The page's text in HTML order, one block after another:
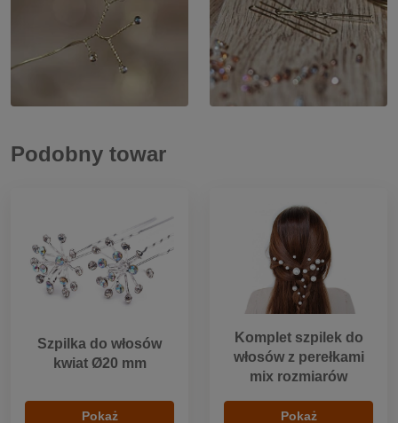
Podobny towar
Szpilka do włosów
kwiat Ø20 mm
Pokaż
Komplet szpilek do
włosów z perełkami
mix rozmiarów
Pokaż